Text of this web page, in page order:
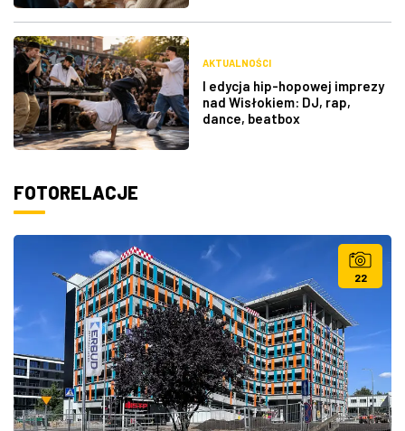
AKTUALNOŚCI
I edycja hip-hopowej imprezy
nad Wisłokiem: DJ, rap,
dance, beatbox
FOTORELACJE
22